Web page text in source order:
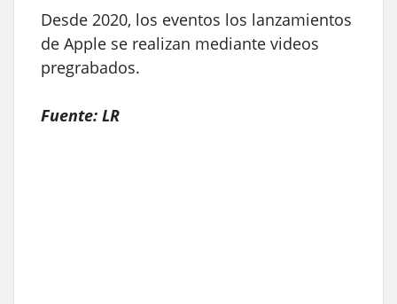
Desde 2020, los eventos los lanzamientos
de Apple se realizan mediante videos
pregrabados.
Fuente: LR